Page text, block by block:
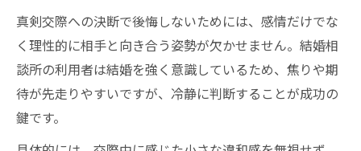
真剣交際で違和感を覚えたときの対処法
真剣交際で気をつけたい行動と境界線
結婚相談所の真剣交際でどこまでOKか知る
べき基準
心得
真剣交際への決断で後悔しないためには、感情だけでな
く理性的に相手と向き合う姿勢が欠かせません。結婚相
談所の利用者は結婚を強く意識しているため、焦りや期
待が先走りやすいですが、冷静に判断することが成功の
鍵です。